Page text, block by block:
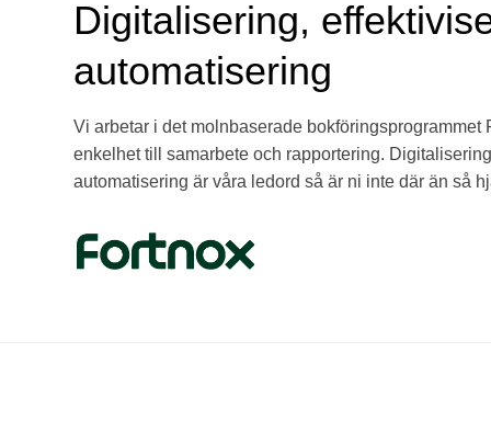
Digitalisering,
automatisering
Vi arbetar i det molnbaserade bokföringsprogrammet
enkelhet till samarbete och rapportering.
automatisering är våra ledord så är ni inte där än så